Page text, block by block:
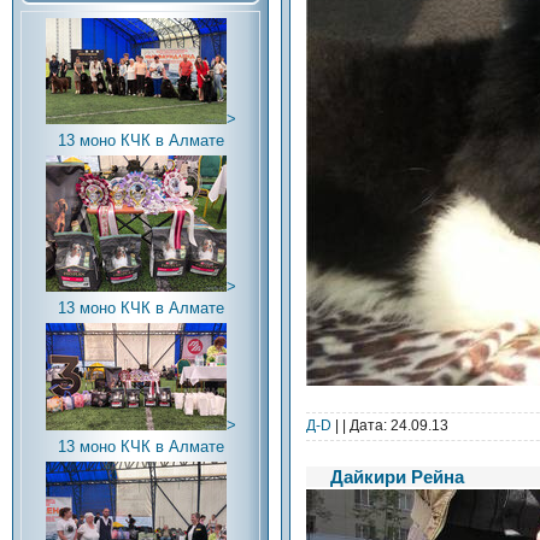
>
13 моно КЧК в Алмате
>
13 моно КЧК в Алмате
>
13 моно КЧК в Алмате
Д-D | | Дата: 24.09.13
Дайкири Рейна